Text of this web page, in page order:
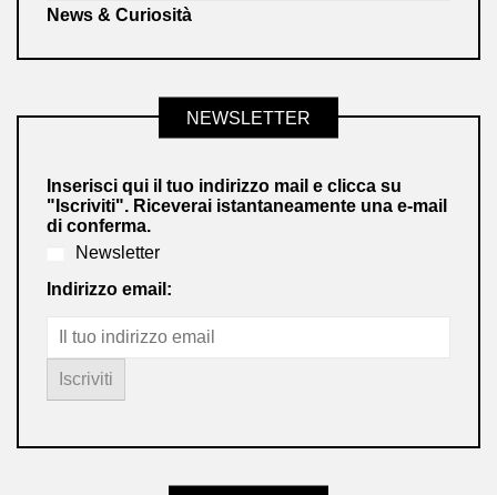
News & Curiosità
NEWSLETTER
Inserisci qui il tuo indirizzo mail e clicca su
"Iscriviti". Riceverai istantaneamente una e-mail
di conferma.
Newsletter
Indirizzo email: